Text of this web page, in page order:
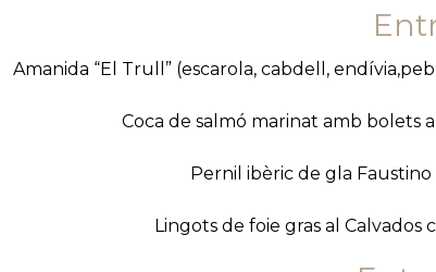
Amanida “El Trull” (escarola, cabdell,
Coca de salmó marinat amb bolets
Pernil ibèric de gla
Lingots de foie gras al Calvados